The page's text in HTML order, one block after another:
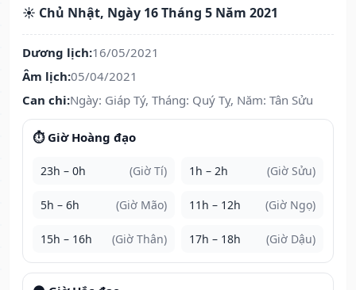
☀️ Chủ Nhật, Ngày 16 Tháng 5 Năm 2021
Dương lịch:16/05/2021
Âm lịch:05/04/2021
Can chi:Ngày: Giáp Tý, Tháng: Quý Tỵ, Năm: Tân Sửu
⏱️ Giờ Hoàng đạo
23h – 0h (Giờ Tí) 1h – 2h (Giờ Sửu)
5h – 6h (Giờ Mão) 11h – 12h (Giờ Ngọ)
15h – 16h (Giờ Thân) 17h – 18h (Giờ Dậu)